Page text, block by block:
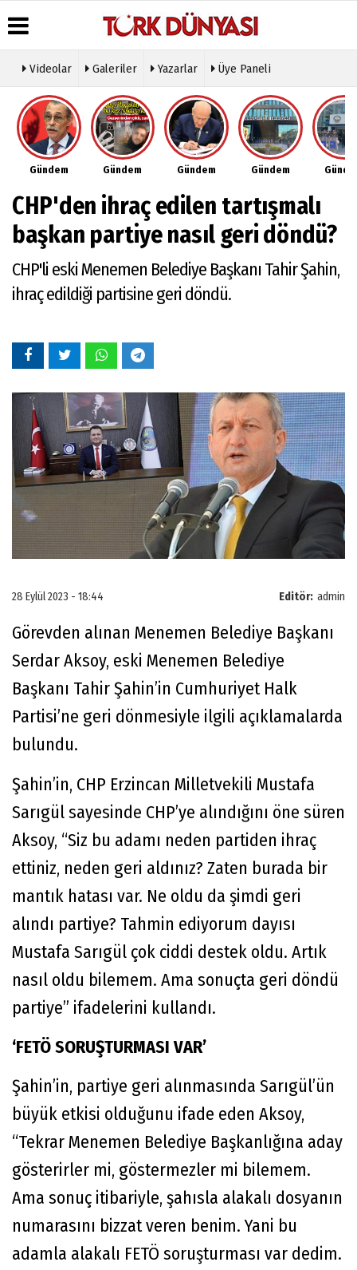
Üye Paneli
Haber
Arşivi
Gazete
Arşivi
Günün
Haberleri
Hava
Durumu
Gazete
Manşetleri
Anketler
Biyografiler
Köşe
Yazarları
Video
Galeri
Foto
Etkinlikler
Künye
İletişim
Çerez
Politikası
İlkeleri
Videolar Galeriler Yazarlar Üye Paneli
Gündem Gündem Gündem Gündem
CHP'den ihraç edilen tartışmalı
başkan partiye nasıl geri döndü?
CHP'li eski Menemen Belediye Başkanı Tahir Şahin,
ihraç edildiği partisine geri döndü.
Editör: admin
28 Eylül 2023 - 18:44
Görevden alınan Menemen Belediye Başkanı
Serdar Aksoy, eski Menemen Belediye
Başkanı Tahir Şahin’in Cumhuriyet Halk
Partisi’ne geri dönmesiyle ilgili açıklamalarda
bulundu.
Şahin’in, CHP Erzincan Milletvekili Mustafa
Sarıgül sayesinde CHP’ye alındığını öne süren
Aksoy, “Siz bu adamı neden partiden ihraç
ettiniz, neden geri aldınız? Zaten burada bir
mantık hatası var. Ne oldu da şimdi geri
alındı partiye? Tahmin ediyorum dayısı
Mustafa Sarıgül çok ciddi destek oldu. Artık
nasıl oldu bilemem. Ama sonuçta geri döndü
partiye” ifadelerini kullandı.
‘FETÖ SORUŞTURMASI VAR’
Şahin’in, partiye geri alınmasında Sarıgül’ün
büyük etkisi olduğunu ifade eden Aksoy,
“Tekrar Menemen Belediye Başkanlığına aday
gösterirler mi, göstermezler mi bilemem.
Ama sonuç itibariyle, şahısla alakalı dosyanın
numarasını bizzat veren benim. Yani bu
adamla alakalı FETÖ soruşturması var dedim.